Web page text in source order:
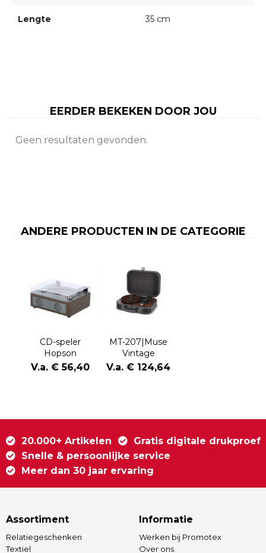
Lengte 35 cm
EERDER BEKEKEN DOOR JOU
Geen resultaten gevonden.
ANDERE PRODUCTEN IN DE CATEGORIE
CD-speler
Hopson
V.a. € 56,40
MT-207|Muse
Vintage
platenspeler
met BT-out
V.a. € 124,64
20.000+ Artikelen
Gratis digitale drukproef
Snelle & persoonlijke service
Meer dan 30 jaar ervaring
Assortiment
Relatiegeschenken
Textiel
Informatie
Werken bij Promotex
Over ons